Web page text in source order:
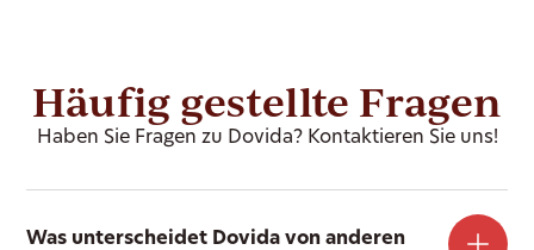
Häufig gestellte Fragen
Haben Sie Fragen zu Dovida? Kontaktieren Sie uns!
Was unterscheidet Dovida von anderen